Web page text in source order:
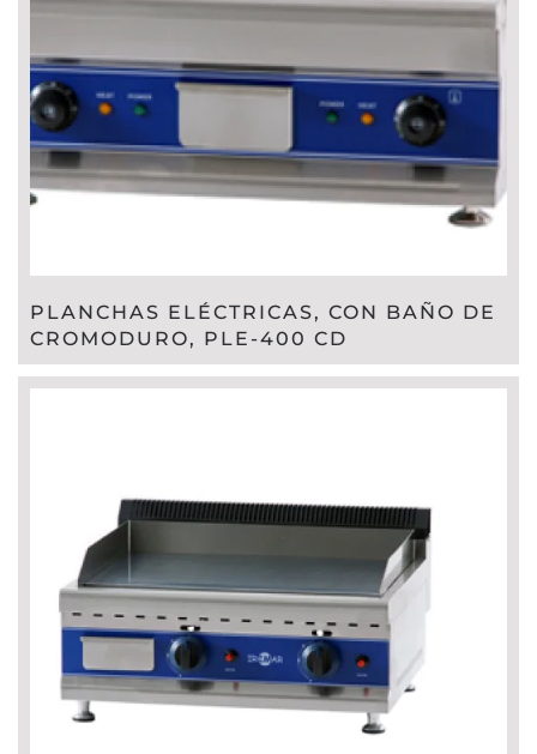
PLANCHAS ELÉCTRICAS, CON BAÑO DE
CROMODURO, PLE-400 CD